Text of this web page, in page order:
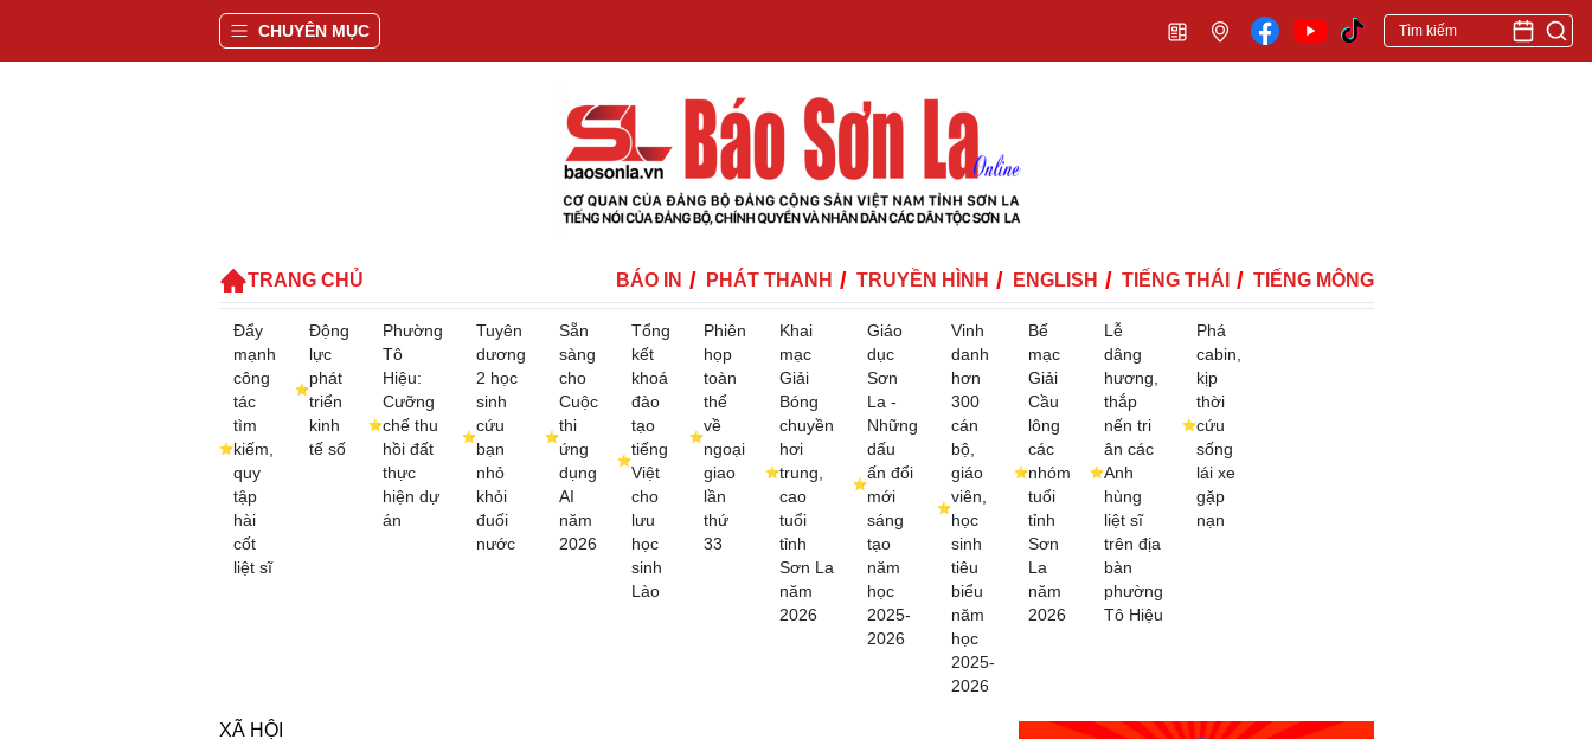
CHUYÊN MỤC
TRANG CHỦ BÁO IN PHÁT THANH TRUYỀN HÌNH ENGLISH TIẾNG THÁI TIẾNG MÔNG
Đẩy
mạnh
công
tác
tìm
kiếm,
quy
tập
hài
cốt
liệt sĩ
Động
lực
phát
triển
kinh
tế số
Phường
Tô
Hiệu:
Cưỡng
chế thu
hồi đất
thực
hiện dự
án
Tuyên
dương
2 học
sinh
cứu
bạn
nhỏ
khỏi
đuối
nước
Sẵn
sàng
cho
Cuộc
thi
ứng
dụng
AI
năm
2026
Tổng
kết
khoá
đào
tạo
tiếng
Việt
cho
lưu
học
sinh
Lào
Phiên
họp
toàn
thể
về
ngoại
giao
lần
thứ
33
Khai
mạc
Giải
Bóng
chuyền
hơi
trung,
cao
tuổi
tỉnh
Sơn La
năm
2026
Giáo
dục
Sơn
La -
Những
dấu
ấn đổi
mới
sáng
tạo
năm
học
2025-
2026
Vinh
danh
hơn
300
cán
bộ,
giáo
viên,
học
sinh
tiêu
biểu
năm
học
2025-
2026
Bế
mạc
Giải
Cầu
lông
các
nhóm
tuổi
tỉnh
Sơn
La
năm
2026
Lễ
dâng
hương,
thắp
nến tri
ân các
Anh
hùng
liệt sĩ
trên địa
bàn
phường
Tô Hiệu
Phá
cabin,
kịp
thời
cứu
sống
lái xe
gặp
nạn
XÃ HỘI